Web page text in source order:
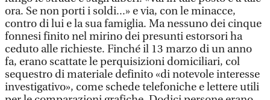
ora. Se non porti i soldi...» e via, con le minacce,
contro di lui e la sua famiglia. Ma nessuno dei cinque
fonnesi finito nel mirino dei presunti estorsori ha
ceduto alle richieste. Finché il 13 marzo di un anno
fa, erano scattate le perquisizioni domiciliari, col
sequestro di materiale definito «di notevole interesse
investigativo», come schede telefoniche e lettere utili